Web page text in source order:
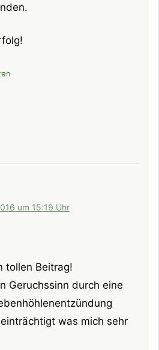
um 15:19 Uhr
tollen Beitrag!
Geruchssinn durch eine
was mich sehr